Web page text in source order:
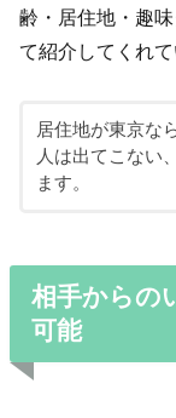
齢・居住地・趣
て紹介してくれて
居住地が東京な
人は出てこない
ます。
相手からの
可能